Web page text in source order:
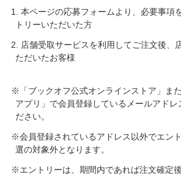
1. 本ページの応募フォームより、必要事項
トリーいただいた方
2. 店舗受取サービスを利用してご注文後、
ただいたお客様
※「ブックオフ公式オンラインストア」ま
アプリ」で会員登録しているメールアドレ
ださい。
※会員登録されているアドレス以外でエン
選の対象外となります。
※エントリーは、期間内であれば注文確定